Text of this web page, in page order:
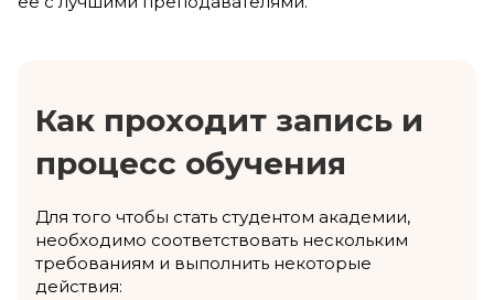
Как проходит запись и
процесс обучения
Для того чтобы стать студентом академии,
необходимо соответствовать нескольким
требованиям и выполнить некоторые
действия: